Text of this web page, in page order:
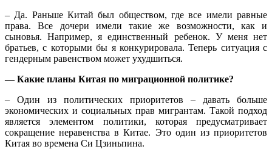
– Да. Раньше Китай был обществом, где все имели равные
права. Все дочери имели такие же возможности, как и
сыновья. Например, я единственный ребенок. У меня нет
братьев, с которыми бы я конкурировала. Теперь ситуация с
гендерным равенством может ухудшиться.
— Какие планы Китая по миграционной политике?
– Один из политических приоритетов – давать больше
экономических и социальных прав мигрантам. Такой подход
является элементом политики, которая предусматривает
сокращение неравенства в Китае. Это один из приоритетов
Китая во времена Си Цзиньпина.